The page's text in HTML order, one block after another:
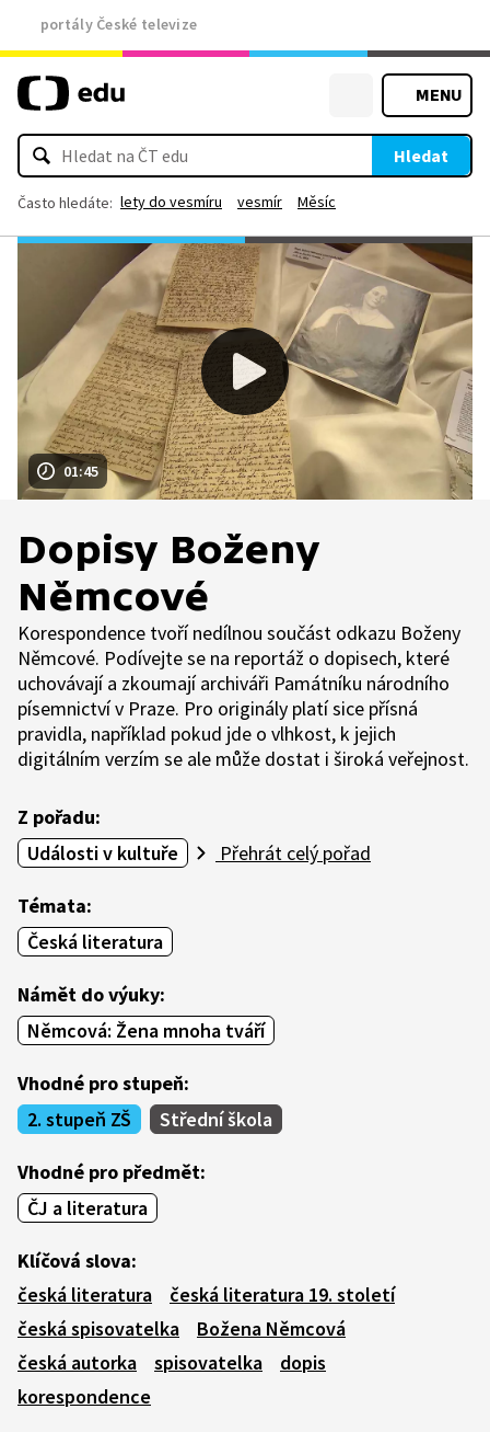
portály České televize
MENU
Hledat
Často hledáte: lety do vesmíru vesmír Měsíc
01:45
Dopisy Boženy
Němcové
Korespondence tvoří nedílnou součást odkazu Boženy
Němcové. Podívejte se na reportáž o dopisech, které
uchovávají a zkoumají archiváři Památníku národního
písemnictví v Praze. Pro originály platí sice přísná
pravidla, například pokud jde o vlhkost, k jejich
digitálním verzím se ale může dostat i široká veřejnost.
Z pořadu:
Události v kultuře
Přehrát celý pořad
Témata:
Česká literatura
Námět do výuky:
Němcová: Žena mnoha tváří
Vhodné pro stupeň:
2. stupeň ZŠ
Střední škola
Vhodné pro předmět:
ČJ a literatura
Klíčová slova:
česká literatura
česká literatura 19. století
česká spisovatelka
Božena Němcová
česká autorka
spisovatelka
dopis
korespondence